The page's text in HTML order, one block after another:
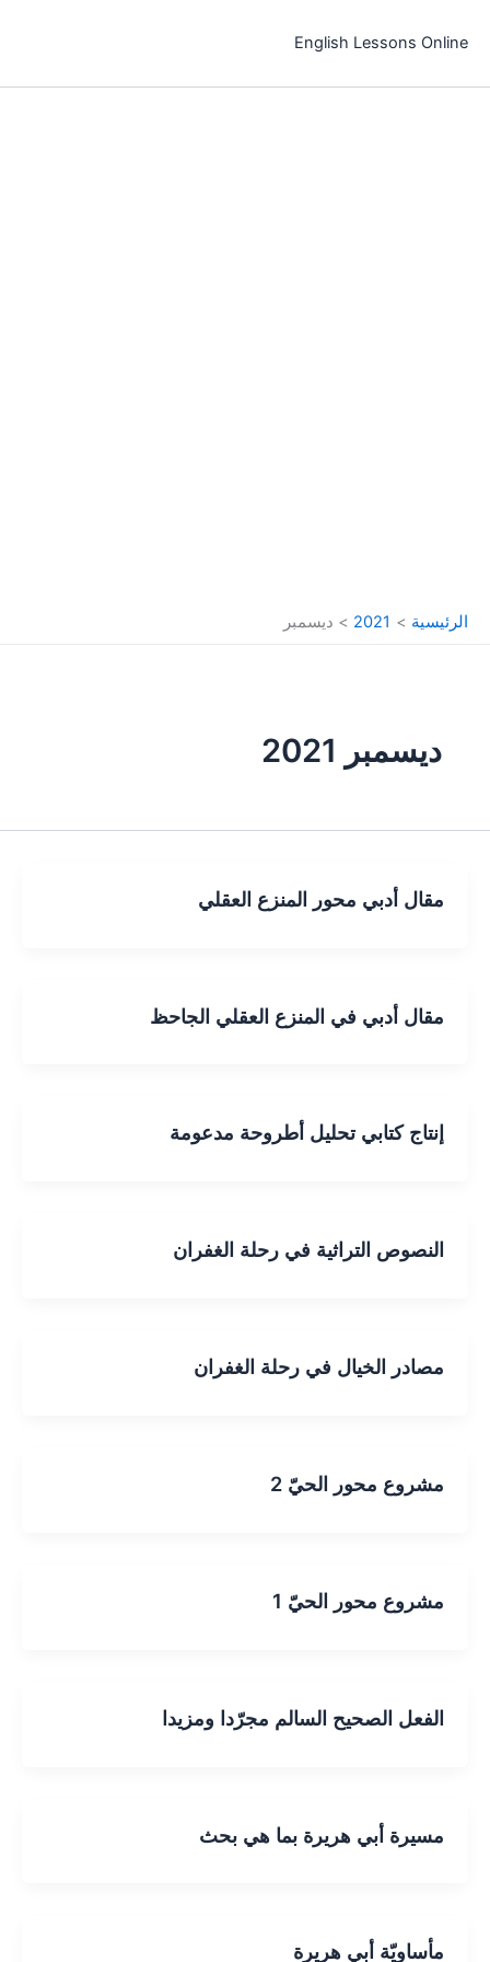
إلىEnglish Lessons Online
الرئيسية 2021 ديسمبر
ديسمبر 2021
مقال أدبي محور المنزع العقلي
مقال أدبي في المنزع العقلي الجاحظ
إنتاج كتابي تحليل أطروحة مدعومة
النصوص التراثية في رحلة الغفران
مصادر الخيال في رحلة الغفران
مشروع محور الحيّ 2
مشروع محور الحيّ 1
الفعل الصحيح السالم مجرّدا ومزيدا
مسيرة أبي هريرة بما هي بحث
مأساويّة أبي هريرة